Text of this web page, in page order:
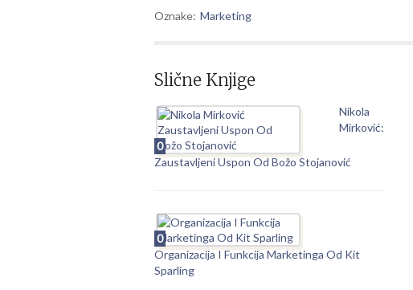
Oznake: Marketing
Slične Knjige
0
Nikola
Mirković:
Zaustavljeni Uspon Od Božo Stojanović
0
Organizacija I Funkcija Marketinga Od Kit
Sparling